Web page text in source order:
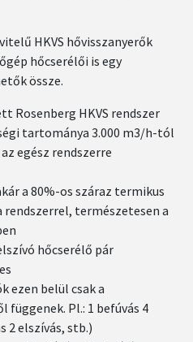
HKVS hővisszanyerők
hőcserélői is egy
össze.
Rosenberg HKVS rendszer
tartománya 3.000 m3/h-tól
egész rendszerre
a 80%-os száraz termikus
természetesen a
hőcserélő pár
ezen belül csak a
függenek. Pl.: 1 befúvás 4
2 elszívás, stb.)